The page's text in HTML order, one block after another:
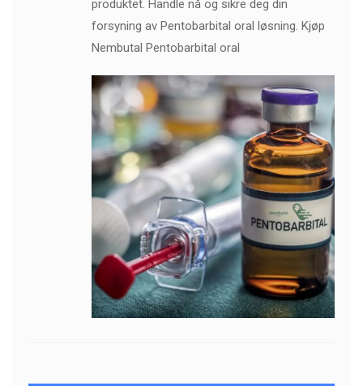
produktet. Handle nå og sikre deg din
forsyning av Pentobarbital oral løsning. Kjøp
Nembutal Pentobarbital oral